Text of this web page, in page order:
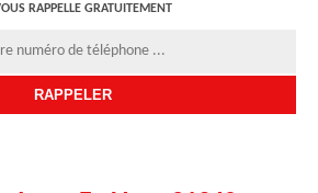
RAPPELLE GRATUITEMENT